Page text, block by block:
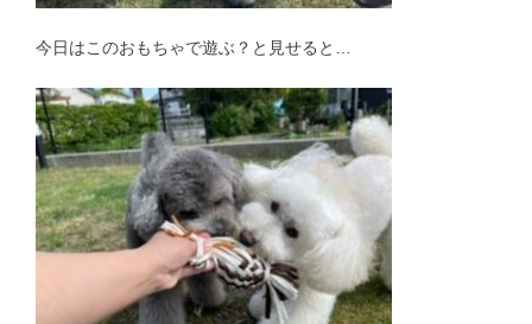
今日はこのおもちゃで遊ぶ？と見せると…